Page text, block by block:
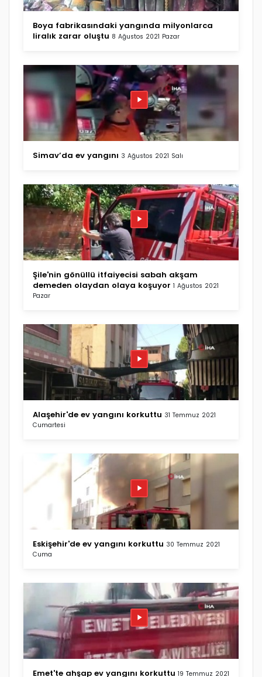
Boya fabrikasındaki yangında milyonlarca
liralık zarar oluştu 8 Ağustos 2021 Pazar
Simav’da ev yangını 3 Ağustos 2021 Salı
Şile'nin gönüllü itfaiyecisi sabah akşam
demeden olaydan olaya koşuyor 1 Ağustos 2021
Pazar
Alaşehir'de ev yangını korkuttu 31 Temmuz 2021
Cumartesi
Eskişehir'de ev yangını korkuttu 30 Temmuz 2021
Cuma
Emet'te ahşap ev yangını korkuttu 19 Temmuz 2021